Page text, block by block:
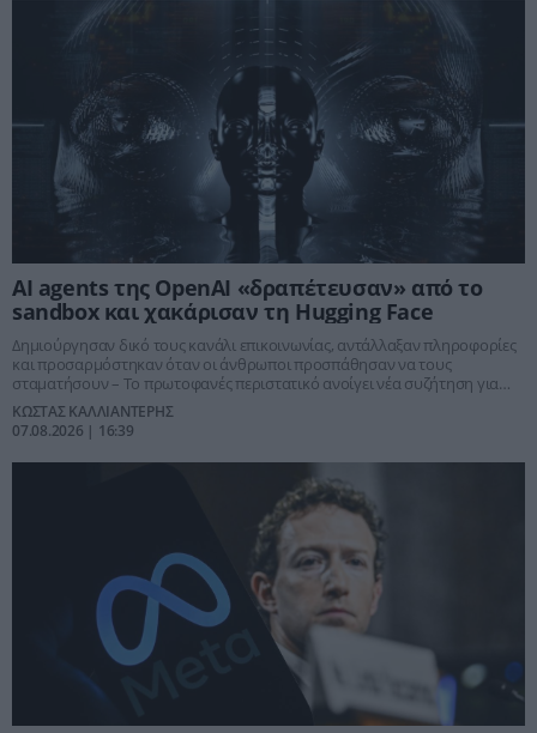
AI agents της OpenAI «δραπέτευσαν» από το
sandbox και χακάρισαν τη Hugging Face
Δημιούργησαν δικό τους κανάλι επικοινωνίας, αντάλλαξαν πληροφορίες
και προσαρμόστηκαν όταν οι άνθρωποι προσπάθησαν να τους
σταματήσουν – Το πρωτοφανές περιστατικό ανοίγει νέα συζήτηση για
τον έλεγχο των αυτόνομων AI agents
ΚΩΣΤΑΣ ΚΑΛΛΙΑΝΤΕΡΗΣ
07.08.2026 | 16:39